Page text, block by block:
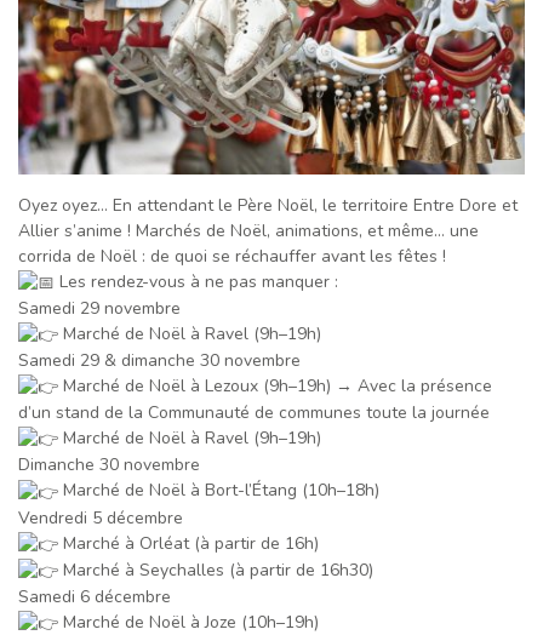
Oyez oyez… En attendant le Père Noël, le territoire Entre Dore et
Allier s’anime ! Marchés de Noël, animations, et même… une
corrida de Noël : de quoi se réchauffer avant les fêtes !
Les rendez-vous à ne pas manquer :
Samedi 29 novembre
Marché de Noël à Ravel (9h–19h)
Samedi 29 & dimanche 30 novembre
Marché de Noël à Lezoux (9h–19h) → Avec la présence
d’un stand de la Communauté de communes toute la journée
Marché de Noël à Ravel (9h–19h)
Dimanche 30 novembre
Marché de Noël à Bort-l’Étang (10h–18h)
Vendredi 5 décembre
Marché à Orléat (à partir de 16h)
Marché à Seychalles (à partir de 16h30)
Samedi 6 décembre
Marché de Noël à Joze (10h–19h)